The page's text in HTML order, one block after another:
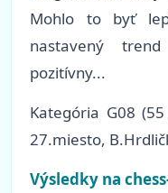
Mohlo to byť
nastavený
pozitívny...
Kategória G08
27.miesto,
Výsledky na